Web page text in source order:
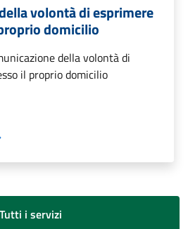
volontà di esprimere
domicilio
della volontà di
il proprio domicilio
Tutti i servizi